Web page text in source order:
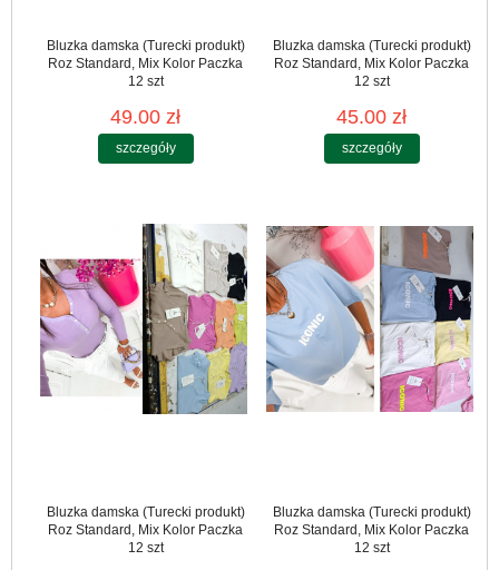
Bluzka damska (Turecki produkt)
Roz Standard, Mix Kolor Paczka
12 szt
49.00 zł
szczegóły
Bluzka damska (Turecki produkt)
Roz Standard, Mix Kolor Paczka
12 szt
45.00 zł
szczegóły
Bluzka damska (Turecki produkt)
Roz Standard, Mix Kolor Paczka
12 szt
Bluzka damska (Turecki produkt)
Roz Standard, Mix Kolor Paczka
12 szt